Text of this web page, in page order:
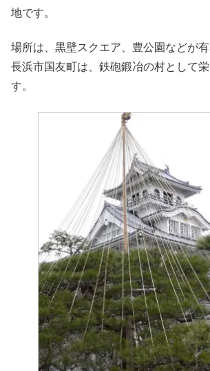
地です。
場所は、黒壁スクエア、豊公園などが有
長浜市国友町は、鉄砲鍛冶の村として
す。